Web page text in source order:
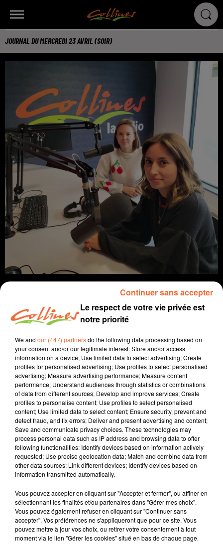
JOURNAL DU MERCREDI 23 AVRIL (SOIR)
info
23 avril 2025 - 14 min 55 sec
JOURNAL DU MERCREDI 23 AVRIL (SOIR)
Fabien Gazeau
L'info près de chez vous
Présenté par Fabien Gazeau
- La nuit dernière a été agitée à Thouars avec une série
d'incendies volontaires
- La déclaration d'impôts est ouverte avec quelques
nouveautés
- Emma Boissinot et Eloïse Boton invitent au voyage à
travers Hazlo Travel Planners (photo)
- Le film La Tournée sera présentée en avant-première
demain au Fauteuil Rouge
- A Réaumur, la fête du chocolat devient la fête du
chocolat et de la gastronomie
Le respect de votre vie privée est
notre priorité
We and our (447) partnersdo the following data processing based on
your consent and/or our legitimate interest: Store and/or access
information on a device; Use limited data to select advertising; Create
profiles for personalised advertising; Use profiles to select personalised
advertising; Measure advertising performance; Measure content
performance; Understand audiences through statistics or combinations
of data from different sources; Develop and improve services; Create
profiles to personalise content; Use profiles to select personalised
content; Use limited data to select content; Ensure security, prevent and
detect fraud, and fix errors; Deliver and present advertising and content;
Save and communicate privacy choices. These technologies may
process personal data such as IP address and browsing data to offer
following functionalities: Identify devices based on information actively
requested; Use precise geolocation data; Match and combine data from
other data sources; Link different devices; Identify devices based on
information transmitted automatically.
Vous pouvez accepter en cliquant sur "Accepter et fermer", ou affiner en
sélectionnant les finalités et/ou partenaires dans "Gérer mes choix".
Vous pouvez également refuser en cliquant sur "Continuer sans
accepter". Vos préférences ne s'appliqueront que pour ce site. Vous
pouvez mettre à jour vos choix, ou retirer votre consentement à tout
moment via le lien "Gérer les cookies" situé en bas de chaque page.
Continuer sans accepter